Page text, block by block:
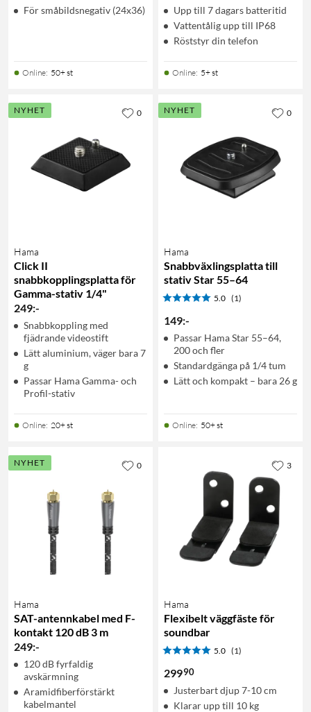
För småbildsnegativ (24x36)
Online: 50+ st
Upp till 7 dagars batteritid
Vattentålig upp till IP68
Röststyr din telefon
Online: 5+ st
NYHET
Hama
Click II
snabbkopplingsplatta för
Gamma-stativ 1/4"
249:-
Snabbkoppling med
fjädrande videostift
Lätt aluminium, väger bara 7
g
Passar Hama Gamma- och
Profil-stativ
Online: 20+ st
0 NYHET
Hama
Snabbväxlingsplatta till
stativ Star 55–64
5.0 (1)
149:-
Passar Hama Star 55–64,
200 och fler
Standardgänga på 1/4 tum
Lätt och kompakt – bara 26 g
Online: 50+ st
0
NYHET
Hama
SAT-antennkabel med F-
kontakt 120 dB 3 m
249:-
120 dB fyrfaldig
avskärmning
Aramidfiberförstärkt
kabelmantel
0
Hama
Flexibelt väggfäste för
soundbar
5.0 (1)
29990
Justerbart djup 7-10 cm
Klarar upp till 10 kg
3